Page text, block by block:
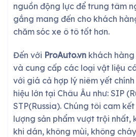
nguồn động lực để trung tâm
gắng mang đến cho khách
chăm sóc xe ô tô tốt hơn.
Đến với ProAuto.vn khách
và cung cấp các loại vật liệu
với giá cả hợp lý niêm yết
hiệu lớn tại Châu Âu như: SIP
STP(Russia). Chúng tôi cam
lượng sản phẩm vượt trội nhất,
khi dán, không mùi, không